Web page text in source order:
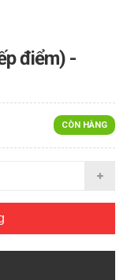
điểm) -
CÒN HÀNG